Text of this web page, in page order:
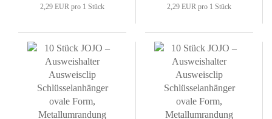
Druckknopfschlaufe,
2,29 EUR pro 1 Stück
Druckknopfschlaufe,
2,29 EUR pro 1 Stück